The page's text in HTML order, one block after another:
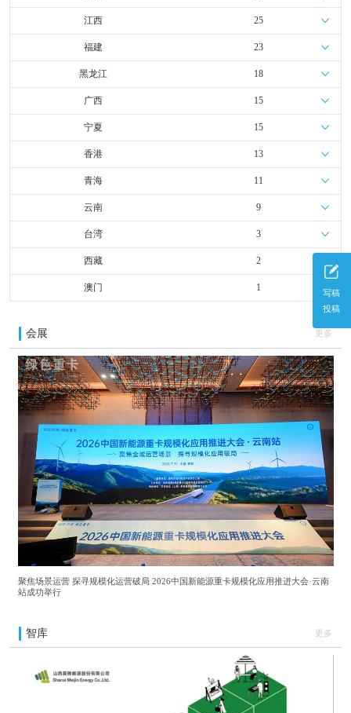
写稿
投稿
江西 25
福建 23
黑龙江 18
广西 15
宁夏 15
香港 13
青海 11
云南 9
台湾 3
西藏 2
澳门 1
会展 更多
聚焦场景运营 探寻规模化运营破局 2026中国新能源重卡规模化应用推进大会·云南
站成功举行
智库 更多